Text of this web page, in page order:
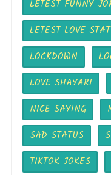
LETEST FUNNY
LETEST LOVE
LOCKDOWN
LOVE SHAYARI
NICE SAYING
SAD STATUS
TIKTOK JOKES